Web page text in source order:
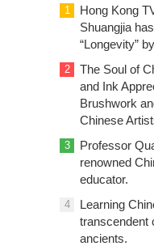
Sea: The Sea of
of Lu Guanyu
1
Hong Kong
Shuangjia
“Longevity”
2
The Soul of
and Ink
Brushwork
Chinese
3
Professor
renowned
educator.
4
Learning
transcendent
ancients.